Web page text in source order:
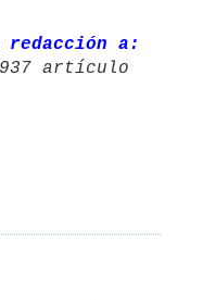
a:
artículo